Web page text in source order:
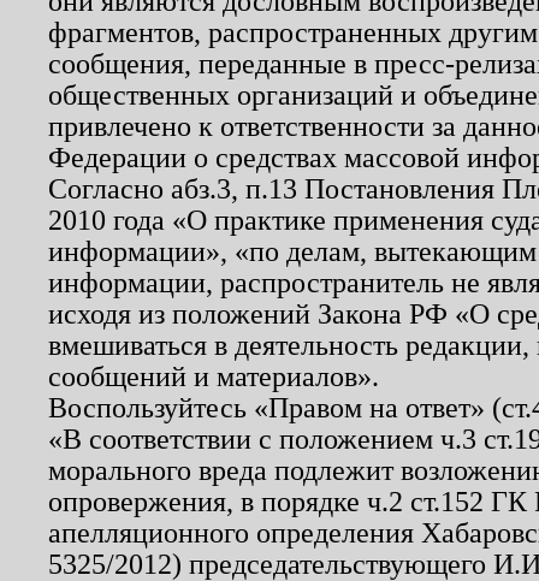
фрагментов, распространенных
сообщения, переданные в пресс-
общественных организаций и
привлечено к ответственности за
Федерации о средствах массовой
Согласно абз.3, п.13 Постановления
2010 года «О практике применения
информации», «по делам, вытекающим
информации, распространитель не
исходя из положений Закона РФ «О
вмешиваться в деятельность
сообщений и материалов».
Воспользуйтесь «Правом на ответ»
«В соответствии с положением ч.3
морального вреда подлежит
опровержения, в порядке ч.2 ст.152
апелляционного определения
5325/2012) председательствующего